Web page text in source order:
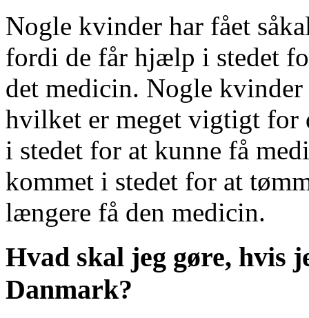
Nogle kvinder har fået
fordi de får hjælp i stedet
det medicin. Nogle kvinder
hvilket er meget vigtigt for
i stedet for at kunne få
kommet i stedet for at
længere få den medicin.
Hvad skal jeg gøre, hvis
Danmark?